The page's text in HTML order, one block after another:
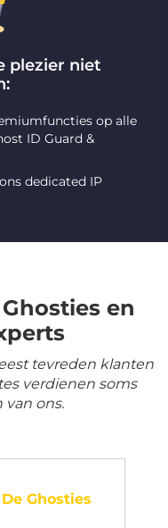
plezier niet
op alle
ID Guard &
dedicated IP
en
tevreden klanten
verdienen soms
van ons.
De Ghosties